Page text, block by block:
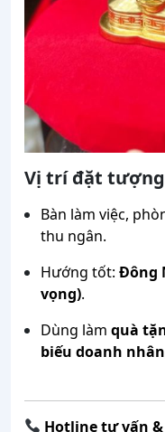
Vị trí đặt
Bàn làm việc,
thu ngân.
Hướng tốt: Đông
vọng).
Dùng làm quà
biếu doanh
Hotline tư vấn &